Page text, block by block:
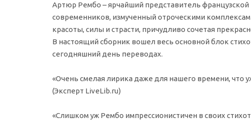
Артюр Рембо – ярчайший представитель
современников, измученный отроческими
красоты, силы и страсти, причудливо сочетая
В настоящий сборник вошел весь основной блок
сегодняшний день переводах.
«Очень смелая лирика даже для нашего времени, что
(Эксперт LiveLib.ru)
«Слишком уж Рембо импрессионистичен в своих